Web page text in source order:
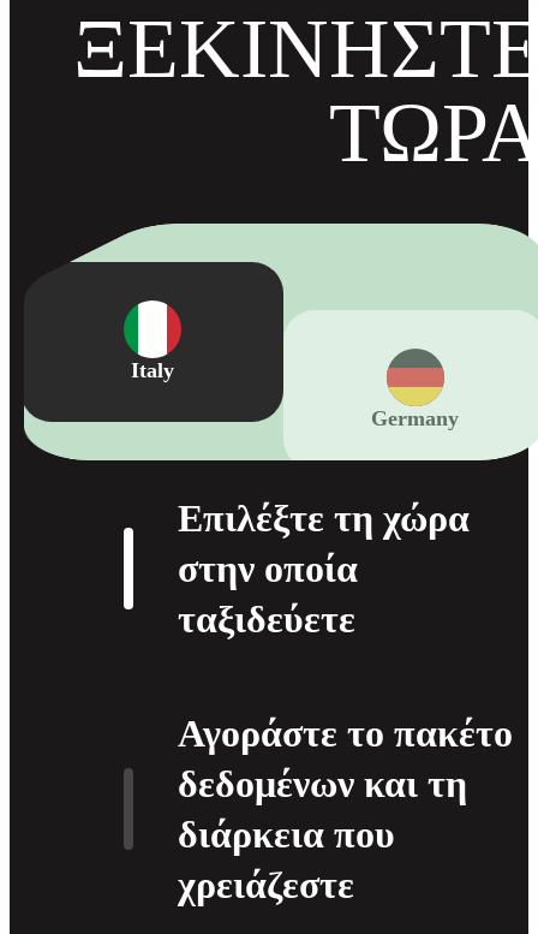
Italy
Germany
Επιλέξτε τη χώρα
στην οποία
ταξιδεύετε
Αγοράστε το πακέτο
δεδομένων και τη
διάρκεια που
χρειάζεστε